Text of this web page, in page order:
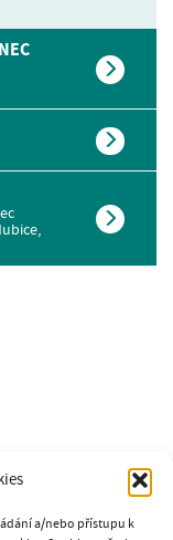
a/nebo přístupu k